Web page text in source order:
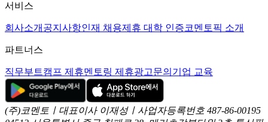
서비스
회사소개 공지사항인재 채용제휴 대학 인증코멘토픽 소개
파트너스
직무부트캠프 제휴멘토링 제휴광고문의 기업 교육
(주)코멘토ㅣ대표이사 이재성ㅣ사업자등록번호 487-86-00195